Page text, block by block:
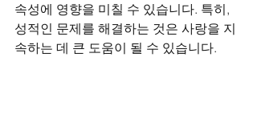
속성에 영향을 미칠 수 있습니다. 특히,
성적인 문제를 해결하는 것은 사랑을 지
속하는 데 큰 도움이 될 수 있습니다.